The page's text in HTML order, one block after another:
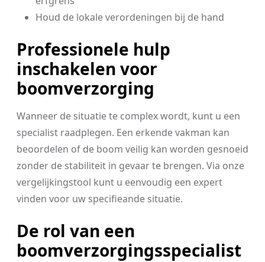
Houd de lokale verordeningen bij de hand
Professionele hulp
inschakelen voor
boomverzorging
Wanneer de situatie te complex wordt, kunt u een
specialist raadplegen. Een erkende vakman kan
beoordelen of de boom veilig kan worden gesnoeid
zonder de stabiliteit in gevaar te brengen. Via onze
vergelijkingstool kunt u eenvoudig een expert
vinden voor uw specifieande situatie.
De rol van een
boomverzorgingsspecialist